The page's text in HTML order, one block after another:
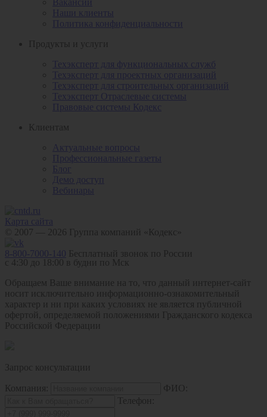
Наши клиенты
Политика конфиденциальности
Продукты и услуги
Техэксперт для функциональных служб
Техэксперт для проектных организаций
Техэксперт для строительных организаций
Техэксперт Отраслевые системы
Правовые системы Кодекс
Клиентам
Актуальные вопросы
Профессиональные газеты
Блог
Демо доступ
Вебинары
Карта сайта
© 2007 — 2026 Группа компаний «Кодекс»
8-800-7000-140 Бесплатный звонок по России
с 4:30 до 18:00 в будни по Мск
Обращаем Ваше внимание на то, что данный интернет-сайт
носит исключительно информационно-ознакомительный
характер и ни при каких условиях не является публичной
офертой, определяемой положениями Гражданского кодекса
Российской Федерации
Запрос консультации
Компания:
ФИО:
Телефон: